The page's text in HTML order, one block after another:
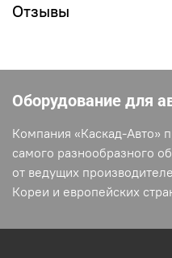
Отзывы
Оборудование для
Компания «Каскад-Авто»
самого разнообразного
от ведущих
Кореи и европейских